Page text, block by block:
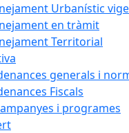
Urbanístic
en tràmit
Territorial
generals i
Fiscals
i programes